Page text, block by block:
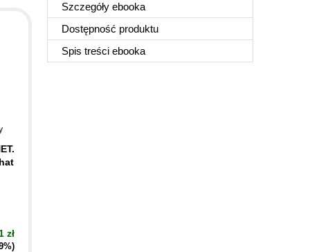
Szczegóły ebooka
Dostępność produktu
Spis treści ebooka
zł